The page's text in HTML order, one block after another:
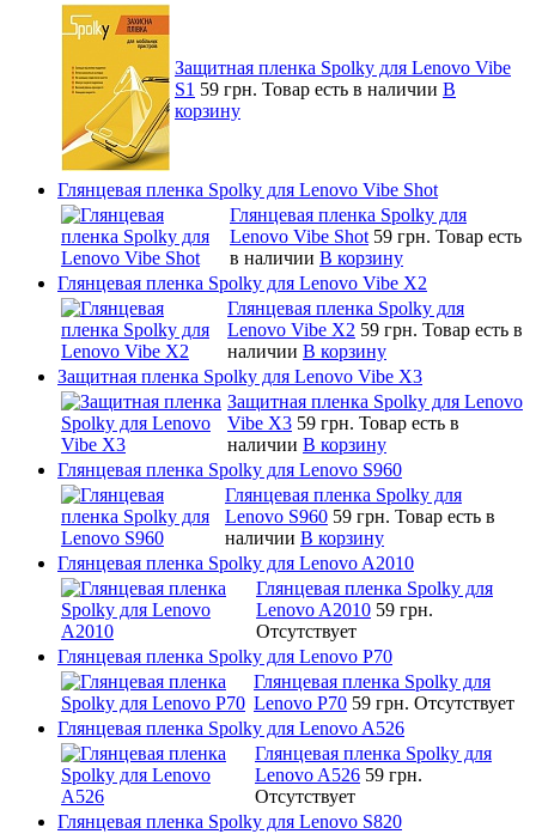
Защитная пленка Spolky для Lenovo Vibe
S1 59 грн. Товар есть в наличии В
корзину
Глянцевая пленка Spolky для Lenovo Vibe Shot
Глянцевая пленка Spolky для
Lenovo Vibe Shot 59 грн. Товар есть
в наличии В корзину
Глянцевая пленка Spolky для Lenovo Vibe X2
Глянцевая пленка Spolky для
Lenovo Vibe X2 59 грн. Товар есть в
наличии В корзину
Защитная пленка Spolky для Lenovo Vibe X3
Защитная пленка Spolky для Lenovo
Vibe X3 59 грн. Товар есть в
наличии В корзину
Глянцевая пленка Spolky для Lenovo S960
Глянцевая пленка Spolky для
Lenovo S960 59 грн. Товар есть в
наличии В корзину
Глянцевая пленка Spolky для Lenovo A2010
Глянцевая пленка Spolky для
Lenovo A2010 59 грн.
Отсутствует
Глянцевая пленка Spolky для Lenovo P70
Глянцевая пленка Spolky для
Lenovo P70 59 грн. Отсутствует
Глянцевая пленка Spolky для Lenovo A526
Глянцевая пленка Spolky для
Lenovo A526 59 грн.
Отсутствует
Глянцевая пленка Spolky для Lenovo S820